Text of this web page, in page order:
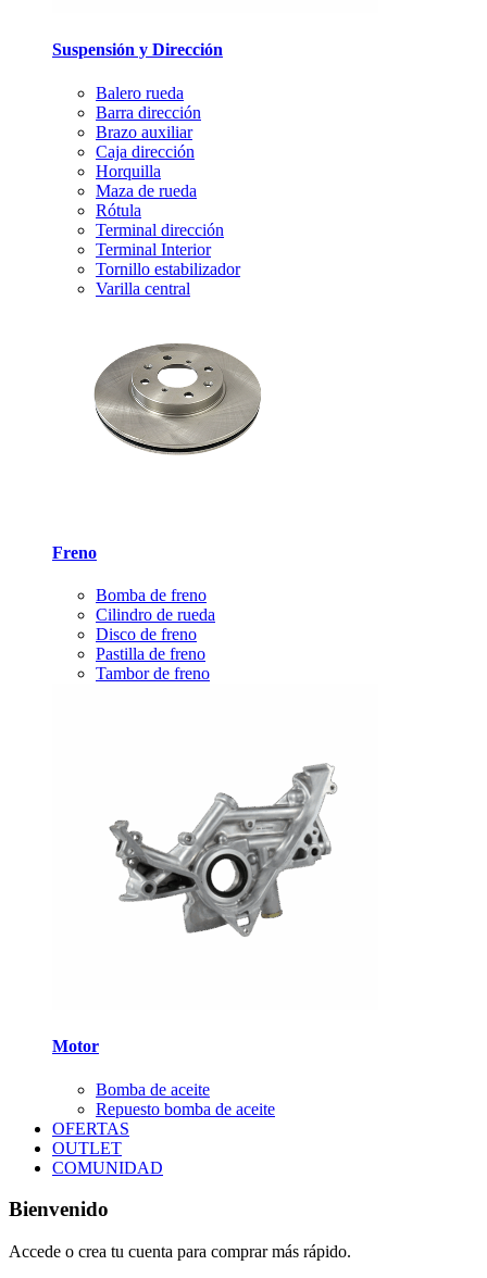
Suspensión y Dirección
Balero rueda
Barra dirección
Brazo auxiliar
Caja dirección
Horquilla
Maza de rueda
Rótula
Terminal dirección
Terminal Interior
Tornillo estabilizador
Varilla central
Freno
Bomba de freno
Cilindro de rueda
Disco de freno
Pastilla de freno
Tambor de freno
Motor
Bomba de aceite
Repuesto bomba de aceite
OFERTAS
OUTLET
COMUNIDAD
Bienvenido
Accede o crea tu cuenta para comprar más rápido.